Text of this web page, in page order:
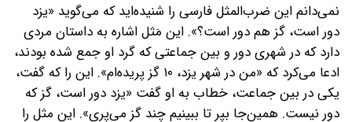
نمی‌دانم این ضرب‌المثل فارسی را شنیده‌اید که می‌گوید «یزد
دور است، گز هم دور است؟». این مَثل اشاره به داستان مردی
دارد که در شهری دور و بین جماعتی که گرد او جمع شده بودند،
ادعا می‌کرد که «من در شهر یزد، ۱۰ گز پریده‌ام». این را که گفت،
یکی در بین جماعت، خطاب به او گفت «یزد دور است، گز که
دور نیست. همین‌جا بپر تا ببینیم چند گز می‌پری». این مثل را